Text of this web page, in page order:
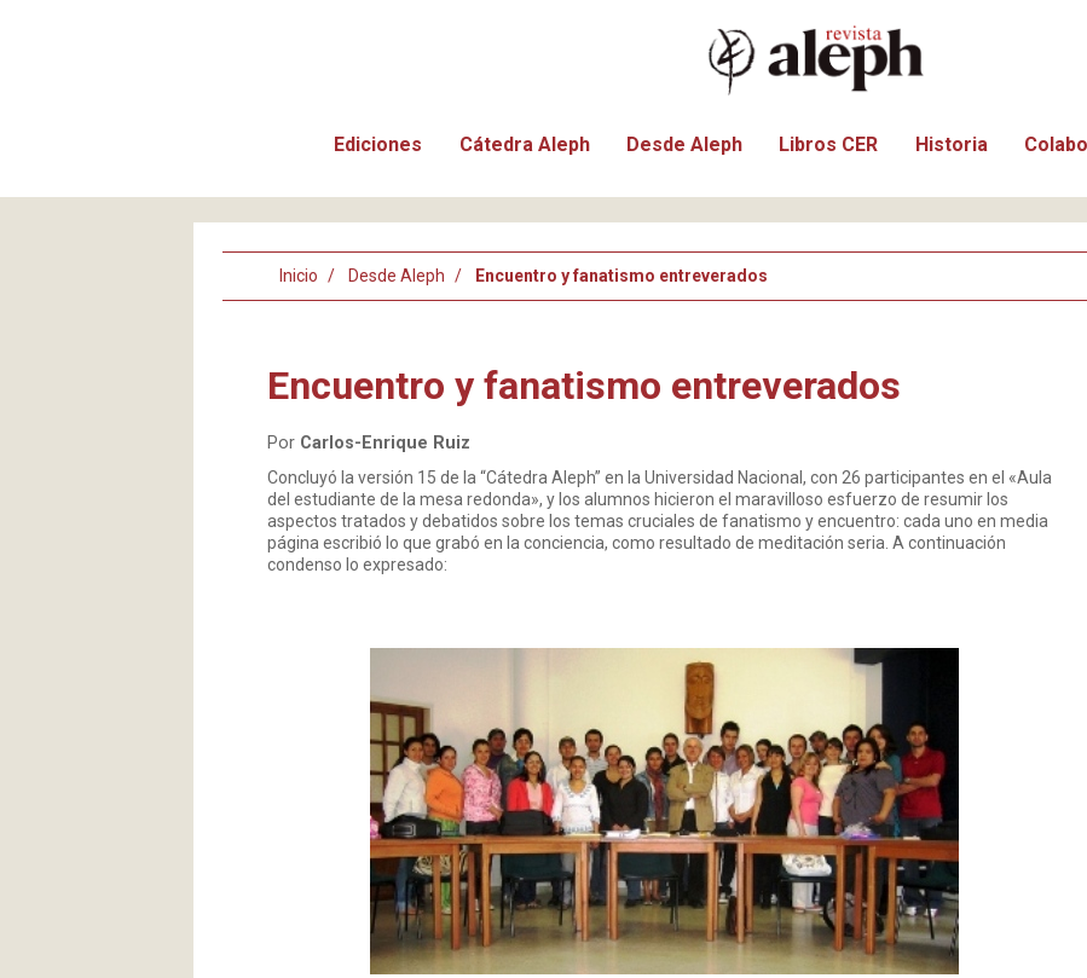
Ediciones Cátedra Aleph Desde Aleph Libros CER Historia
Inicio Desde Aleph Encuentro y fanatismo entreverados
Encuentro y fanatismo entreverados
Por Carlos-Enrique Ruiz
Concluyó la versión 15 de la “Cátedra Aleph” en la Universidad Nacional, con 26 participantes en el «Aula
del estudiante de la mesa redonda», y los alumnos hicieron el maravilloso esfuerzo de resumir los
aspectos tratados y debatidos sobre los temas cruciales de fanatismo y encuentro: cada uno en media
página escribió lo que grabó en la conciencia, como resultado de meditación seria. A continuación
condenso lo expresado: